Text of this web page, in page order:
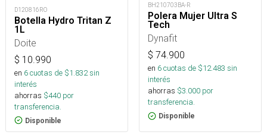
D120816RO
Botella Hydro Tritan Z
1L
Doite
$ 10.990
en 6cuotas de $1.832sin
interés
ahorras $440 por
transferencia.
Disponible
BH210703BA-R
Polera Mujer Ultra S
Tech
Dynafit
$ 74.900
en 6cuotas de $12.483 sin
interés
ahorras $3.000 por
transferencia.
Disponible